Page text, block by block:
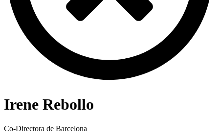
Irene Rebollo
Co-Directora de Barcelona